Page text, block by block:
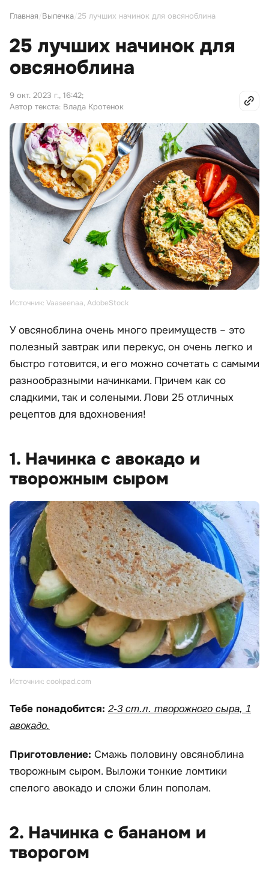
Главная Выпечка 25 лучших начинок для овсяноблина
25 лучших начинок для
овсяноблина
9 окт. 2023 г., 16:42;
Автор текста: Влада Кротенок
Источник: Vaaseenaa, AdobeStock
У овсяноблина очень много преимуществ – это
полезный завтрак или перекус, он очень легко и
быстро готовится, и его можно сочетать с самыми
разнообразными начинками. Причем как со
сладкими, так и солеными. Лови 25 отличных
рецептов для вдохновения!
1. Начинка с авокадо и
творожным сыром
Источник: cookpad.com
Тебе понадобится: 2-3 ст.л. творожного сыра, 1
авокадо.
Приготовление: Смажь половину овсяноблина
творожным сыром. Выложи тонкие ломтики
спелого авокадо и сложи блин пополам.
2. Начинка с бананом и
творогом